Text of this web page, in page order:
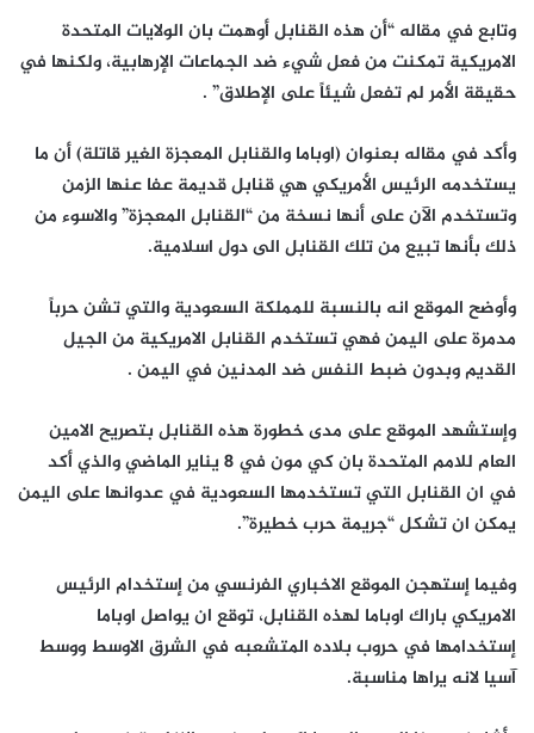
وتابع في مقاله “أن هذه القنابل أوهمت بان الولايات المتحدة
الامريكية تمكنت من فعل شيء ضد الجماعات الإرهابية، ولكنها في
حقيقة الأمر لم تفعل شيئاً على الإطلاق” .
وأكد في مقاله بعنوان (اوباما والقنابل المعجزة الغير قاتلة) أن ما
يستخدمه الرئيس الأمريكي هي قنابل قديمة عفا عنها الزمن
وتستخدم الآن على أنها نسخة من “القنابل المعجزة” والاسوء من
ذلك بأنها تبيع من تلك القنابل الى دول اسلامية.
وأوضح الموقع انه بالنسبة للمملكة السعودية والتي تشن حرباً
مدمرة على اليمن فهي تستخدم القنابل الامريكية من الجيل
القديم وبدون ضبط النفس ضد المدنين في اليمن .
وإستشهد الموقع على مدى خطورة هذه القنابل بتصريح الامين
العام للامم المتحدة بان كي مون في 8 يناير الماضي والذي أكد
في ان القنابل التي تستخدمها السعودية في عدوانها على اليمن
يمكن ان تشكل “جريمة حرب خطيرة”.
وفيما إستهجن الموقع الاخباري الفرنسي من إستخدام الرئيس
الامريكي باراك اوباما لهذه القنابل، توقع ان يواصل اوباما
إستخدامها في حروب بلاده المتشعبه في الشرق الاوسط ووسط
آسيا لانه يراها مناسبة.